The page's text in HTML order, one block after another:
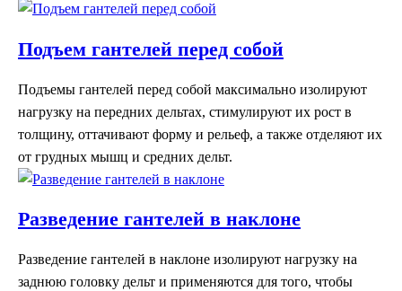
Подъем гантелей перед собой
Подъемы гантелей перед собой максимально изолируют
нагрузку на передних дельтах, стимулируют их рост в
толщину, оттачивают форму и рельеф, а также отделяют их
от грудных мышц и средних дельт.
Разведение гантелей в наклоне
Разведение гантелей в наклоне изолируют нагрузку на
заднюю головку дельт и применяются для того, чтобы